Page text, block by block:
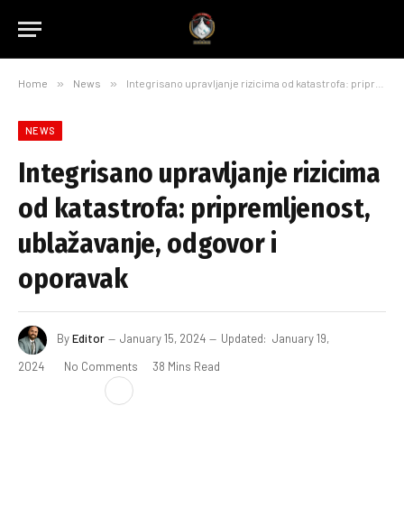
Home » News » Integrisano upravljanje rizicima od katastrofa: pripremljenost, ublažavanje, odgovor i oporavak
NEWS
Integrisano upravljanje rizicima
od katastrofa: pripremljenost,
ublažavanje, odgovor i
oporavak
ByEditor January 15, 2024 Updated: January 19,
2024
No Comments 38 Mins Read